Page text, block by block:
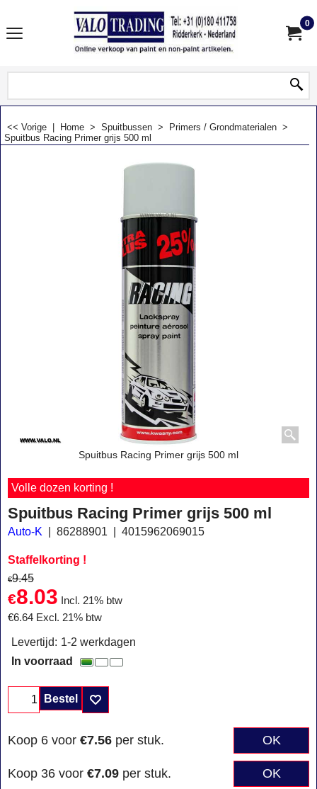
0
<< Vorige Home > Spuitbussen > Primers / Grondmaterialen >
Spuitbus Racing Primer grijs 500 ml
Spuitbus Racing Primer grijs 500 ml
Volle dozen korting !
Spuitbus Racing Primer grijs 500 ml
Auto-K 86288901 4015962069015
Staffelkorting !
€9.45
€8.03
Incl. 21% btw
€6.64 Excl. 21% btw
Levertijd: 1-2 werkdagen
In voorraad
Bestel
Koop 6 voor €7.56 per stuk. OK
Koop 36 voor €7.09 per stuk. OK